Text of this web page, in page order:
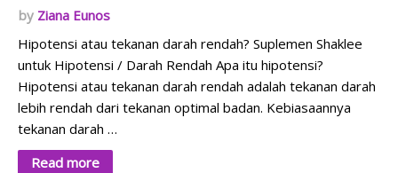
Ziana Eunos
Hipotensi atau tekanan darah rendah? Suplemen Shaklee
untuk Hipotensi / Darah Rendah Apa itu hipotensi?
Hipotensi atau tekanan darah rendah adalah tekanan darah
lebih rendah dari tekanan optimal badan. Kebiasaannya
tekanan darah …
Read more